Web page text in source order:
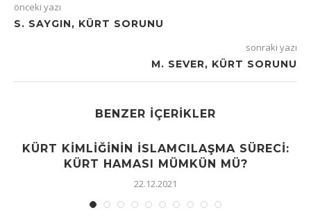
önceki yazı
S. SAYGIN, KÜRT SORUNU
sonraki yazı
M. SEVER, KÜRT SORUNU
BENZER İÇERIKLER
KÜRT KIMLIĞININ İSLAMCILAŞMA SÜRECI:
KÜRT HAMASI MÜMKÜN MÜ?
22.12.2021